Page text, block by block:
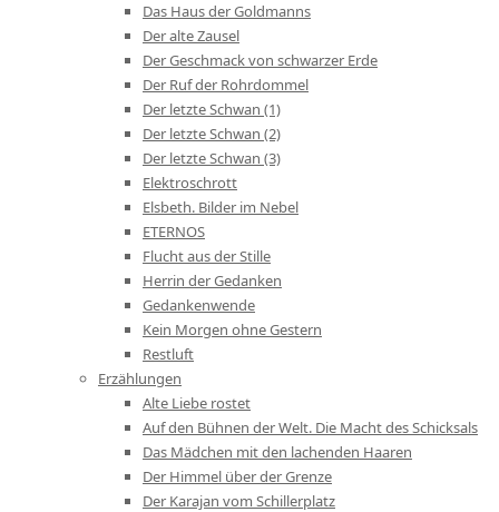
Das Haus der Goldmanns
Der alte Zausel
Der Geschmack von schwarzer Erde
Der Ruf der Rohrdommel
Der letzte Schwan (1)
Der letzte Schwan (2)
Der letzte Schwan (3)
Elektroschrott
Elsbeth. Bilder im Nebel
ETERNOS
Flucht aus der Stille
Herrin der Gedanken
Gedankenwende
Kein Morgen ohne Gestern
Restluft
Erzählungen
Alte Liebe rostet
Auf den Bühnen der Welt. Die Macht des Schicksals
Das Mädchen mit den lachenden Haaren
Der Himmel über der Grenze
Der Karajan vom Schillerplatz